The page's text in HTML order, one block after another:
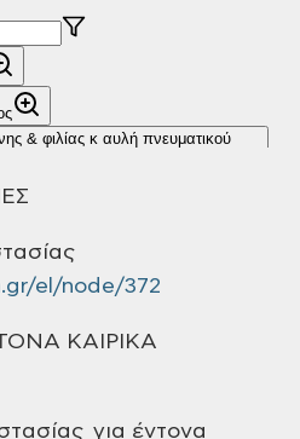
el/node/372
ΚΑΙΡΙΚΑ
για έντονα